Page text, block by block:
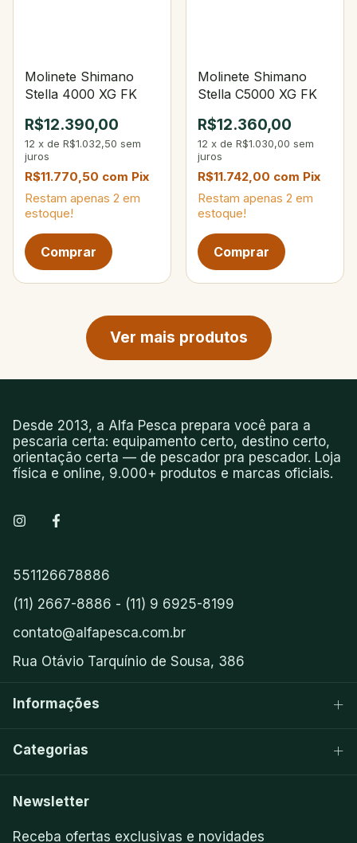
Molinete Shimano
Stella 4000 XG FK
R$12.390,00
12 x de R$1.032,50 sem
juros
R$11.770,50 com Pix
Restam apenas 2 em
estoque!
Molinete Shimano
Stella C5000 XG FK
R$12.360,00
12 x de R$1.030,00 sem
juros
R$11.742,00 com Pix
Restam apenas 2 em
estoque!
Ver mais produtos
Desde 2013, a Alfa Pesca prepara você para a
pescaria certa: equipamento certo, destino certo,
orientação certa — de pescador pra pescador. Loja
física e online, 9.000+ produtos e marcas oficiais.
551126678886
(11) 2667-8886 - (11) 9 6925-8199
contato@alfapesca.com.br
Rua Otávio Tarquínio de Sousa, 386
Informações
Categorias
Newsletter
Receba ofertas exclusivas e novidades